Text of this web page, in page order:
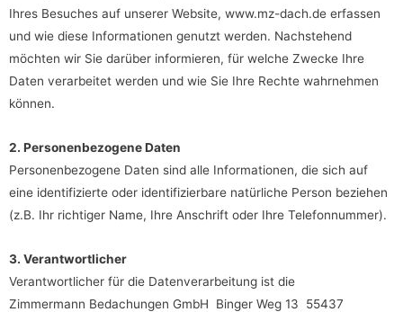
Ihres Besuches auf unserer Website, www.mz-dach.de erfassen
und wie diese Informationen genutzt werden. Nachstehend
möchten wir Sie darüber informieren, für welche Zwecke Ihre
Daten verarbeitet werden und wie Sie Ihre Rechte wahrnehmen
können.
2. Personenbezogene Daten
Personenbezogene Daten sind alle Informationen, die sich auf
eine identifizierte oder identifizierbare natürliche Person beziehen
(z.B. Ihr richtiger Name, Ihre Anschrift oder Ihre Telefonnummer).
3. Verantwortlicher
Verantwortlicher für die Datenverarbeitung ist die
Zimmermann Bedachungen GmbH Binger Weg 13 55437